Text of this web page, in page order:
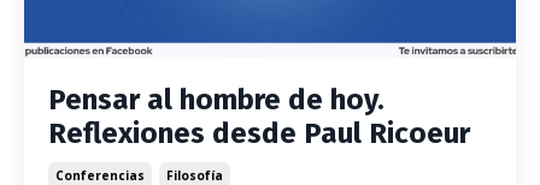
Pensar al hombre de hoy.
Reflexiones desde Paul Ricoeur
Conferencias Filosofía